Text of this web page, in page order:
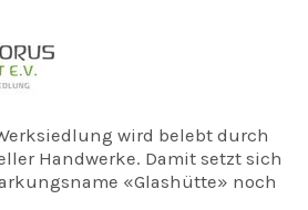
wird belebt durch
Handwerke. Damit setzt sich
«Glashütte» noch